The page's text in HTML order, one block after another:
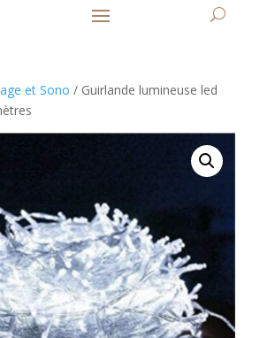
et Sono / Guirlande lumineuse led